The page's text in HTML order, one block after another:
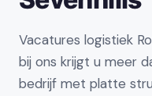
Vacatures logistiek
bij ons krijgt u meer
bedrijf met platte